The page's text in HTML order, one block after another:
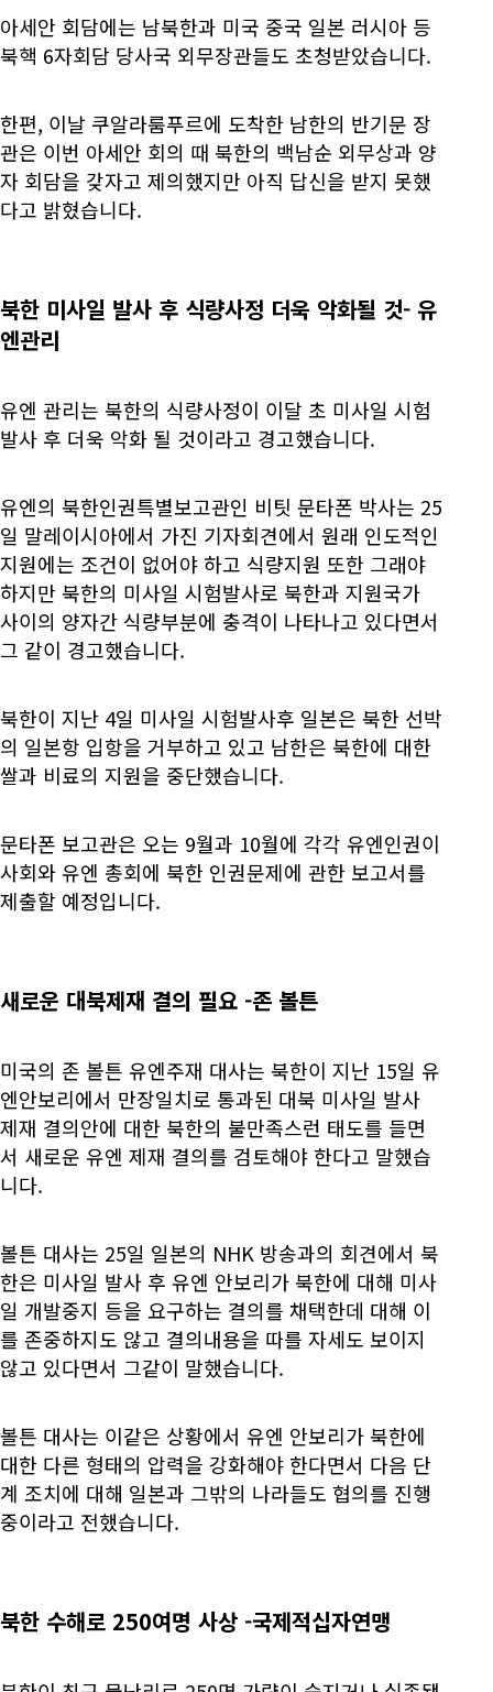
아세안 회담에는 남북한과 미국 중국 일본 러시아 등
북핵 6자회담 당사국 외무장관들도 초청받았습니다.
한편, 이날 쿠알라룸푸르에 도착한 남한의 반기문 장
관은 이번 아세안 회의 때 북한의 백남순 외무상과 양
자 회담을 갖자고 제의했지만 아직 답신을 받지 못했
다고 밝혔습니다.
북한 미사일 발사 후 식량사정 더욱 악화될 것- 유
엔관리
유엔 관리는 북한의 식량사정이 이달 초 미사일 시험
발사 후 더욱 악화 될 것이라고 경고했습니다.
유엔의 북한인권특별보고관인 비팃 문타폰 박사는 25
일 말레이시아에서 가진 기자회견에서 원래 인도적인
지원에는 조건이 없어야 하고 식량지원 또한 그래야
하지만 북한의 미사일 시험발사로 북한과 지원국가
사이의 양자간 식량부분에 충격이 나타나고 있다면서
그 같이 경고했습니다.
북한이 지난 4일 미사일 시험발사후 일본은 북한 선박
의 일본항 입항을 거부하고 있고 남한은 북한에 대한
쌀과 비료의 지원을 중단했습니다.
문타폰 보고관은 오는 9월과 10월에 각각 유엔인권이
사회와 유엔 총회에 북한 인권문제에 관한 보고서를
제출할 예정입니다.
새로운 대북제재 결의 필요 -존 볼튼
미국의 존 볼튼 유엔주재 대사는 북한이 지난 15일 유
엔안보리에서 만장일치로 통과된 대북 미사일 발사
제재 결의안에 대한 북한의 불만족스런 태도를 들면
서 새로운 유엔 제재 결의를 검토해야 한다고 말했습
니다.
볼튼 대사는 25일 일본의 NHK 방송과의 회견에서 북
한은 미사일 발사 후 유엔 안보리가 북한에 대해 미사
일 개발중지 등을 요구하는 결의를 채택한데 대해 이
를 존중하지도 않고 결의내용을 따를 자세도 보이지
않고 있다면서 그같이 말했습니다.
볼튼 대사는 이같은 상황에서 유엔 안보리가 북한에
대한 다른 형태의 압력을 강화해야 한다면서 다음 단
계 조치에 대해 일본과 그밖의 나라들도 협의를 진행
중이라고 전했습니다.
북한 수해로 250여명 사상 -국제적십자연맹